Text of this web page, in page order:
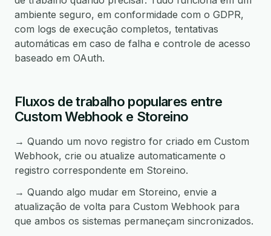
ambiente seguro, em conformidade com o GDPR,
com logs de execução completos, tentativas
automáticas em caso de falha e controle de acesso
baseado em OAuth.
Fluxos de trabalho populares entre
Custom Webhook e Storeino
→ Quando um novo registro for criado em Custom
Webhook, crie ou atualize automaticamente o
registro correspondente em Storeino.
→ Quando algo mudar em Storeino, envie a
atualização de volta para Custom Webhook para
que ambos os sistemas permaneçam sincronizados.